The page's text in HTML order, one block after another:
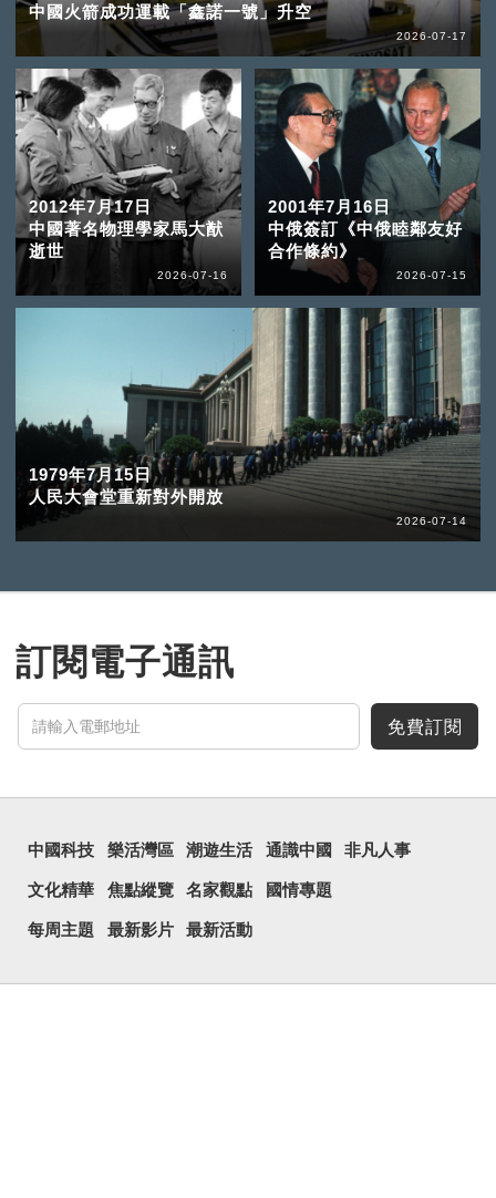
中國火箭成功運載「鑫諾一號」升空
2026-07-17
2012年7月17日
中國著名物理學家馬大猷
逝世
2026-07-16
2001年7月16日
中俄簽訂《中俄睦鄰友好
合作條約》
2026-07-15
1979年7月15日
人民大會堂重新對外開放
2026-07-14
訂閱電子通訊
免費訂閱
中國科技 樂活灣區 潮遊生活 通識中國 非凡人事
文化精華 焦點縱覽 名家觀點 國情專題
每周主題 最新影片 最新活動